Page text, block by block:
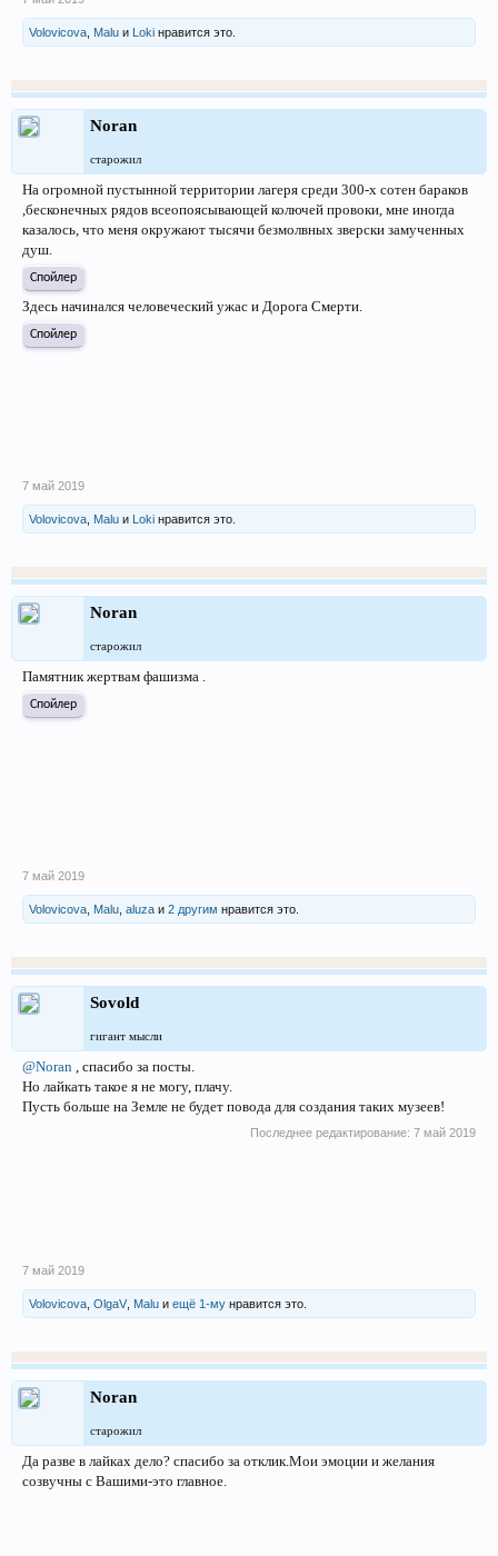
Volovicova Malu и Loki нравится это.
Noran
старожил
На огромной пустынной территории лагеря среди 300-х сотен бараков
,бесконечных рядов всеопоясывающей колючей провоки, мне иногда
казалось, что меня окружают тысячи безмолвных зверски замученных
душ.
Спойлер
Здесь начинался человеческий ужас и Дорога Смерти.
Спойлер
7 май 2019
Volovicova Malu и Loki нравится это.
Noran
старожил
Памятник жертвам фашизма .
Спойлер
7 май 2019
Volovicova Malu aluza и 2 другим нравится это.
Sovold
гигант мысли
@Noran , спасибо за посты.
Но лайкать такое я не могу, плачу.
Пусть больше на Земле не будет повода для создания таких музеев!
Последнее редактирование: 7 май 2019
7 май 2019
Volovicova OlgaV Malu и ещё 1-му нравится это.
Noran
старожил
Да разве в лайках дело? спасибо за отклик.Мои эмоции и желания
созвучны с Вашими-это главное.